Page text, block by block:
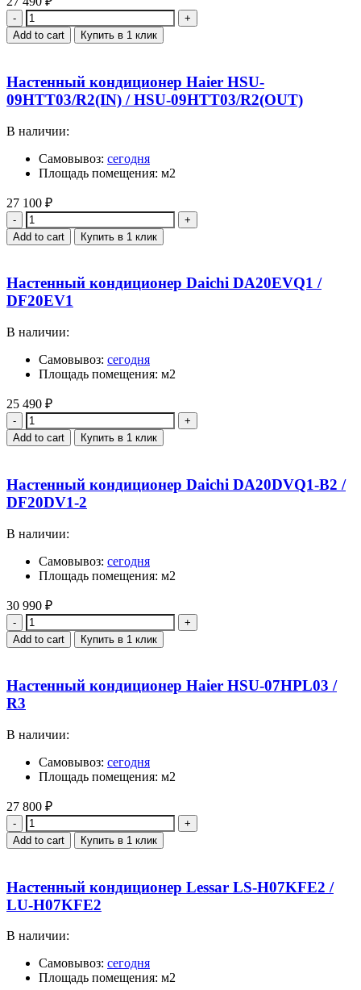
Quantity
Add to cart Купить в 1 клик
Настенный кондиционер Haier HSU-
09HTT03/R2(IN) / HSU-09HTT03/R2(OUT)
В наличии:
Самовывоз: сегодня
Площадь помещения: м2
27 100 ₽
Quantity
Add to cart Купить в 1 клик
Настенный кондиционер Daichi DA20EVQ1 /
DF20EV1
В наличии:
Самовывоз: сегодня
Площадь помещения: м2
25 490 ₽
Quantity
Add to cart Купить в 1 клик
Настенный кондиционер Daichi DA20DVQ1-B2 /
DF20DV1-2
В наличии:
Самовывоз: сегодня
Площадь помещения: м2
30 990 ₽
Quantity
Add to cart Купить в 1 клик
Настенный кондиционер Haier HSU-07HPL03 /
R3
В наличии:
Самовывоз: сегодня
Площадь помещения: м2
27 800 ₽
Quantity
Add to cart Купить в 1 клик
Настенный кондиционер Lessar LS-H07KFE2 /
LU-H07KFE2
В наличии:
Самовывоз: сегодня
Площадь помещения: м2